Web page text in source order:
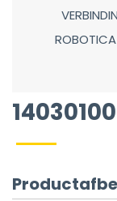
ROBOTICA
14030100